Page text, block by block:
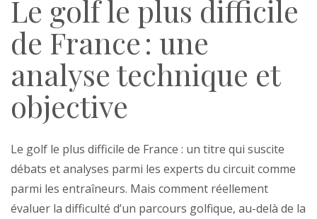
Le golf le plus difficile
de France : une
analyse technique et
objective
Le golf le plus difficile de France : un titre qui suscite
débats et analyses parmi les experts du circuit comme
parmi les entraîneurs. Mais comment réellement
évaluer la difficulté d’un parcours golfique, au-delà de la